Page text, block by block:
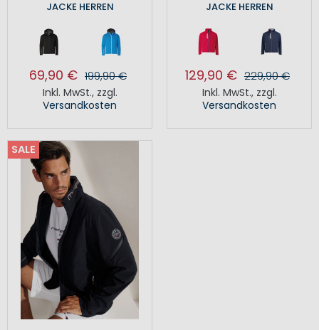
JACKE HERREN
69,90 € 199,90 €
Inkl. MwSt., zzgl.
Versandkosten
JACKE HERREN
129,90 € 229,90 €
Inkl. MwSt., zzgl.
Versandkosten
SALE